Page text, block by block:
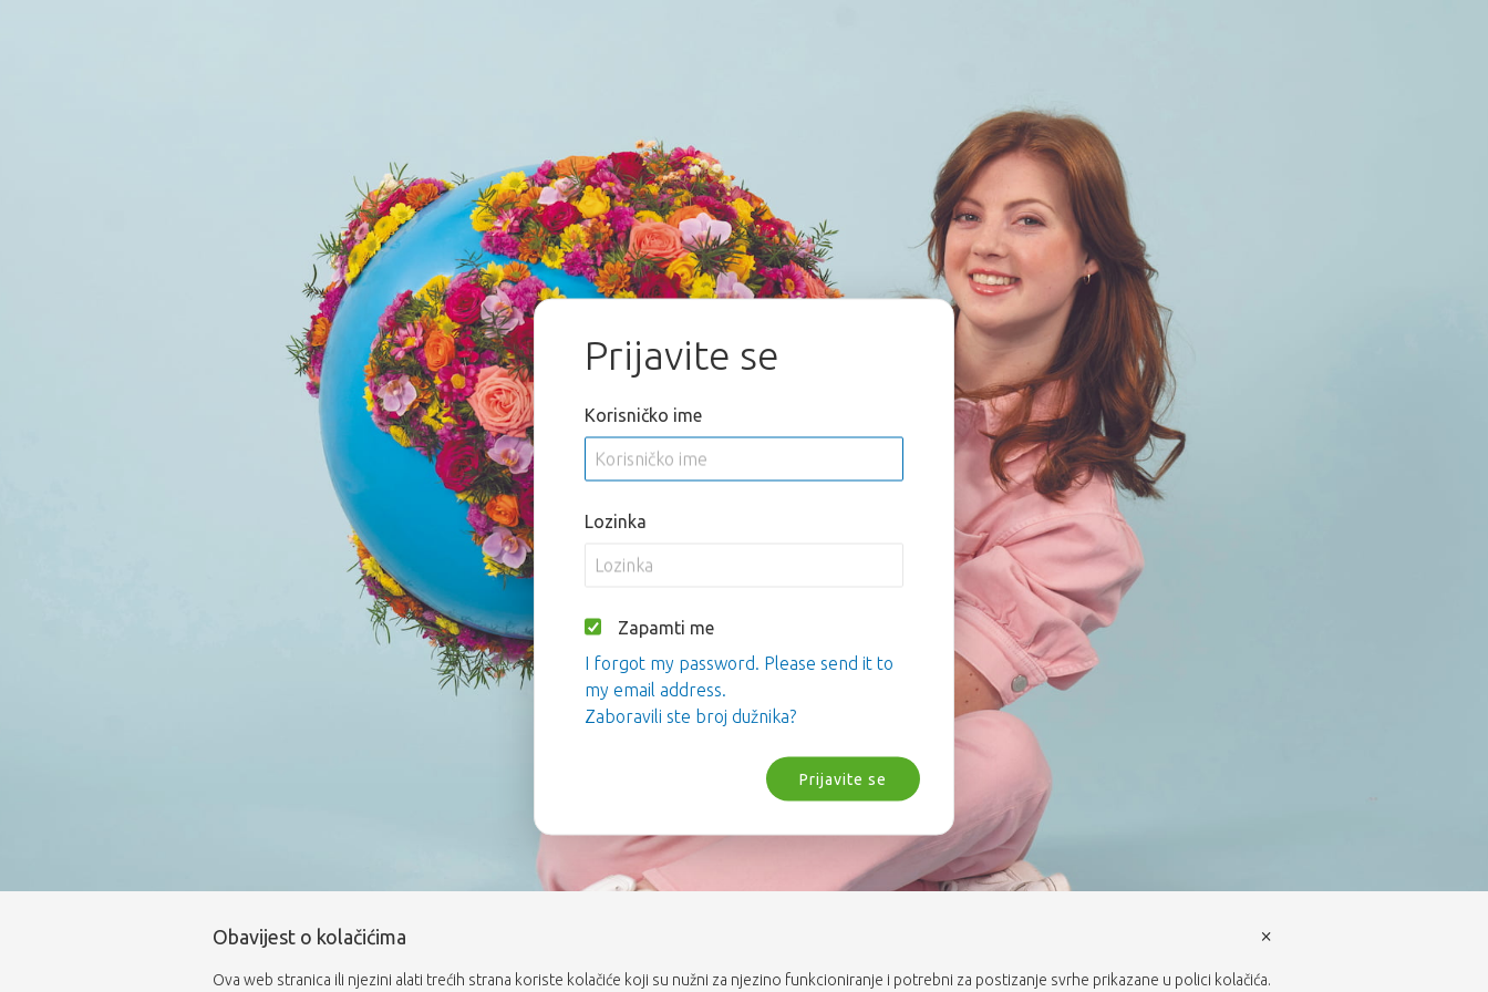
Prijavite se
Korisničko ime
Lozinka
Zapamti me
I forgot my password. Please send it to
my email address.
Zaboravili ste broj dužnika?
Prijavite se
Obavijest o kolačićima
Ova web stranica ili njezini alati trećih strana koriste kolačiće koji su nužni za njezino funkcioniranje i potrebni za postizanje svrhe prikazane u polici kolačića.
×